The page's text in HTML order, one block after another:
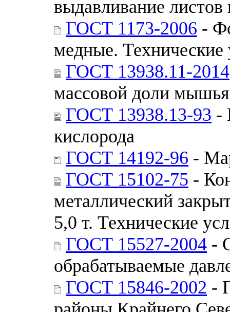
выдавливание
ГОСТ 1173-2006 -
медные. Технические
ГОСТ 13938.11-2014
массовой доли
ГОСТ 13938.13-93 -
кислорода
ГОСТ 14192-96 -
ГОСТ 15102-75 -
металлический
5,0 т. Технические
ГОСТ 15527-2004 -
обрабатываемые
ГОСТ 15846-2002 -